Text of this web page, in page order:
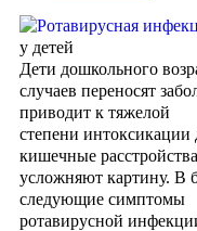
у детей
Дети дошкольного
случаев переносят
приводит к тяжелой
степени интоксикации
кишечные расстройства
усложняют картину. В
следующие симптомы
ротавирусной